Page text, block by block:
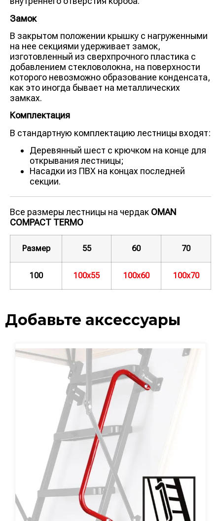
Замок
В закрытом положении крышку с нагруженными
на нее секциями удерживает замок,
изготовленный из сверхпрочного пластика с
добавлением стекловолокна, на поверхности
которого невозможно образование конденсата,
как это иногда бывает на металлических
замках.
Комплектация
В стандартную комплектацию лестницы входят:
Деревянный шест с крючком на конце для
открывания лестницы;
Насадки из ПВХ на концах последней
секции.
Все размеры лестницы на чердак OMAN
COMPACT TERMO
Размер 55 60 70
100 100х55 100х60 100х70
Добавьте аксессуары